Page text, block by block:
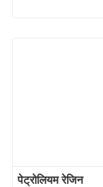
पेट्रोलियम रेजिन